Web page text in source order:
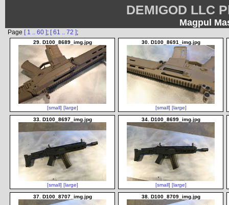
DEMIGOD LLC
Magpul
Page [ 1 .. 60 ]; [ 61 .. 72 ];
29. D100_8689_img.jpg
[small] [large]
30. D100_8691_img.jpg
[small] [large]
33. D100_8697_img.jpg
[small] [large]
34. D100_8699_img.jpg
[small] [large]
37. D100_8707_img.jpg 38. D100_8709_img.jpg